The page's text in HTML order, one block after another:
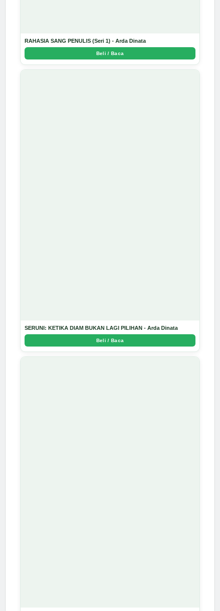
RAHASIA SANG PENULIS (Seri 1) - Arda Dinata
Beli / Baca
SERUNI: KETIKA DIAM BUKAN LAGI PILIHAN - Arda Dinata
Beli / Baca